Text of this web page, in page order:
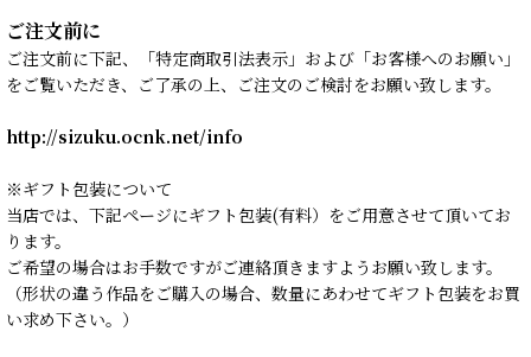
ご注文前に
ご注文前に下記、「特定商取引法表示」および「お客様へのお願い」
をご覧いただき、ご了承の上、ご注文のご検討をお願い致します。
http://sizuku.ocnk.net/info
※ギフト包装について
当店では、下記ページにギフト包装(有料）をご用意させて頂いてお
ります。
ご希望の場合はお手数ですがご連絡頂きますようお願い致します。
（形状の違う作品をご購入の場合、数量にあわせてギフト包装をお買
い求め下さい。）